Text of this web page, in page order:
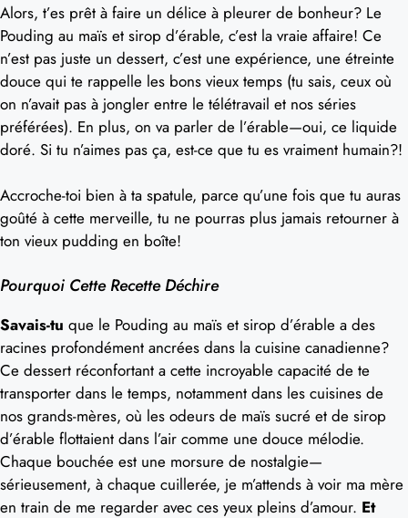
Alors, t’es prêt à faire un délice à pleurer de bonheur? Le
Pouding au maïs et sirop d’érable, c’est la vraie affaire! Ce
n’est pas juste un dessert, c’est une expérience, une étreinte
douce qui te rappelle les bons vieux temps (tu sais, ceux où
on n’avait pas à jongler entre le télétravail et nos séries
préférées). En plus, on va parler de l’érable—oui, ce liquide
doré. Si tu n’aimes pas ça, est-ce que tu es vraiment humain?!
Accroche-toi bien à ta spatule, parce qu’une fois que tu auras
goûté à cette merveille, tu ne pourras plus jamais retourner à
ton vieux pudding en boîte!
Pourquoi Cette Recette Déchire
Savais-tu que le Pouding au maïs et sirop d’érable a des
racines profondément ancrées dans la cuisine canadienne?
Ce dessert réconfortant a cette incroyable capacité de te
transporter dans le temps, notamment dans les cuisines de
nos grands-mères, où les odeurs de maïs sucré et de sirop
d’érable flottaient dans l’air comme une douce mélodie.
Chaque bouchée est une morsure de nostalgie—
sérieusement, à chaque cuillerée, je m’attends à voir ma mère
en train de me regarder avec ces yeux pleins d’amour. Et